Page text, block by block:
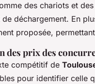
des chariots et
déchargement. En
proposée,
des prix des
compétitif de
pour identifier celle